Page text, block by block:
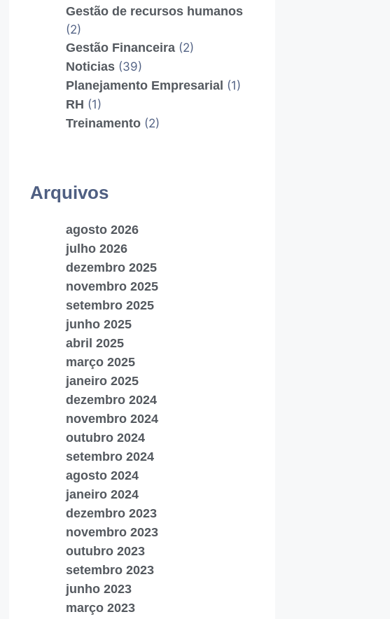
Gestão de recursos humanos
(2)
Gestão Financeira(2)
Noticias(39)
Planejamento Empresarial (1)
RH (1)
Treinamento(2)
Arquivos
agosto 2026
julho 2026
dezembro 2025
novembro 2025
setembro 2025
junho 2025
abril 2025
março 2025
janeiro 2025
dezembro 2024
novembro 2024
outubro 2024
setembro 2024
agosto 2024
janeiro 2024
dezembro 2023
novembro 2023
outubro 2023
setembro 2023
junho 2023
março 2023